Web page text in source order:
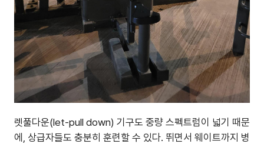
렛풀다운(let-pull down) 기구도 중량 스펙트럼이 넓기 때문
에, 상급자들도 충분히 훈련할 수 있다. 뛰면서 웨이트까지 병